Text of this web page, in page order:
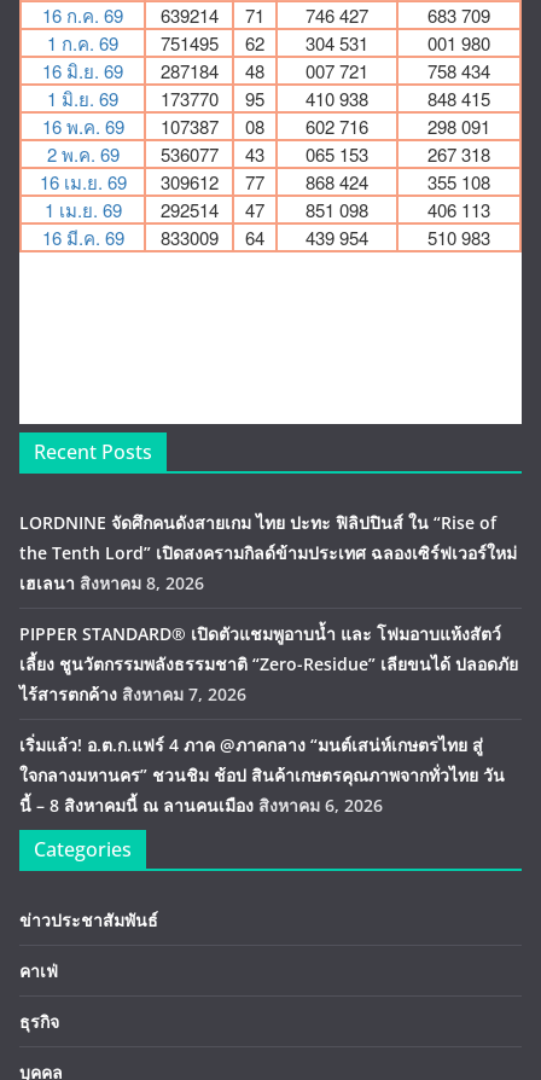
Recent Posts
LORDNINE จัดศึกคนดังสายเกม ไทย ปะทะ ฟิลิปปินส์ ใน “Rise of
the Tenth Lord” เปิดสงครามกิลด์ข้ามประเทศ ฉลองเซิร์ฟเวอร์ใหม่
เฮเลนา สิงหาคม 8, 2026
PIPPER STANDARD® เปิดตัวแชมพูอาบน้ำ และ โฟมอาบแห้งสัตว์
เลี้ยง ชูนวัตกรรมพลังธรรมชาติ “Zero-Residue” เลียขนได้ ปลอดภัย
ไร้สารตกค้าง สิงหาคม 7, 2026
เริ่มแล้ว! อ.ต.ก.แฟร์ 4 ภาค @ภาคกลาง “มนต์เสน่ห์เกษตรไทย สู่
ใจกลางมหานคร” ชวนชิม ช้อป สินค้าเกษตรคุณภาพจากทั่วไทย วัน
นี้ – 8 สิงหาคมนี้ ณ ลานคนเมือง สิงหาคม 6, 2026
Categories
ข่าวประชาสัมพันธ์
คาเฟ่
ธุรกิจ
บุคคล